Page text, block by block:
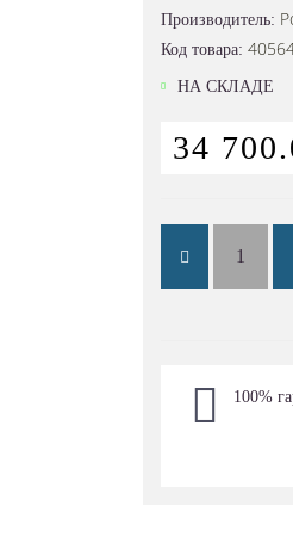
Производитель:
Код товара:
НА СКЛАДЕ
34
100%